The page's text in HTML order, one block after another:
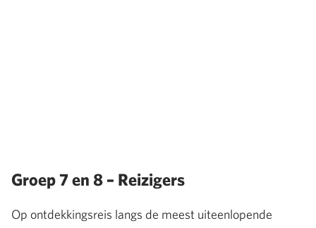
Groep 7 en 8 – Reizigers
Op ontdekkingsreis langs de meest uiteenlopende